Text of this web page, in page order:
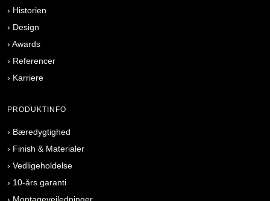
› Historien
› Design
› Awards
› Referencer
› Karriere
PRODUKTINFO
› Bæredygtighed
› Finish & Materialer
› Vedligeholdelse
› 10-års garanti